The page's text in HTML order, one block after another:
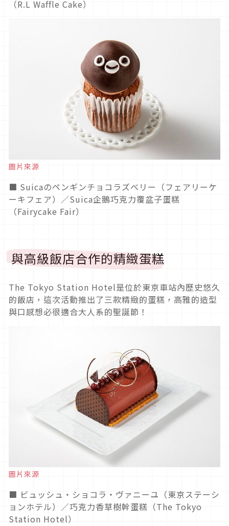
（R.L Waffle Cake）
圖片來源
■ Suicaのペンギンチョコラズベリー（フェアリーケ
ーキフェア）／Suica企鵝巧克力覆盆子蛋糕
（Fairycake Fair）
與高級飯店合作的精緻蛋糕
The Tokyo Station Hotel是位於東京車站內歷史悠久
的飯店，這次活動推出了三款精緻的蛋糕，高雅的造型
與口感想必很適合大人系的聖誕節！
圖片來源
■ ビュッシュ・ショコラ・ヴァニーユ（東京ステーシ
ョンホテル）／巧克力香草樹幹蛋糕（The Tokyo
Station Hotel）